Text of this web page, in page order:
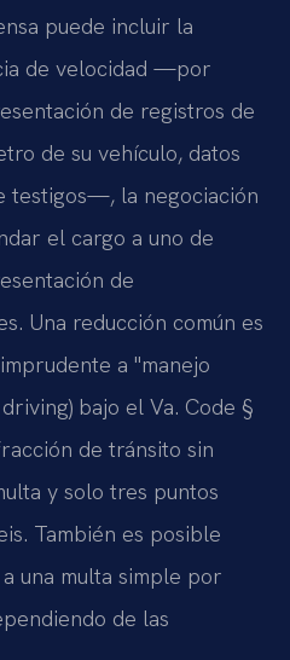
puede incluir la
de velocidad —por
de registros de
de su vehículo, datos
testigos—, la negociación
el cargo a uno de
de
Una reducción común es
a "manejo
bajo el Va. Code §
de tránsito sin
y solo tres puntos
También es posible
una multa simple por
de las